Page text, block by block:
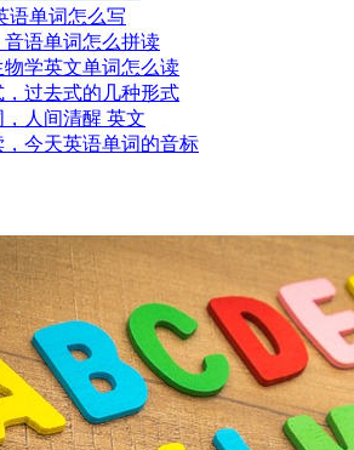
语单词怎么写
语单词怎么拼读
学英文单词怎么读
过去式的几种形式
人间清醒 英文
今天英语单词的音标